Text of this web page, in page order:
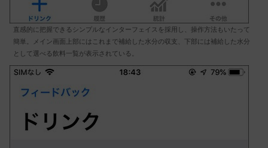
直感的に把握できるシンプルなインターフェイスを採用し、操作方法もいたって
簡単。メイン画面上部にはこれまで補給した水分の収支、下部には補給した水分
として選べる飲料一覧が表示されている。